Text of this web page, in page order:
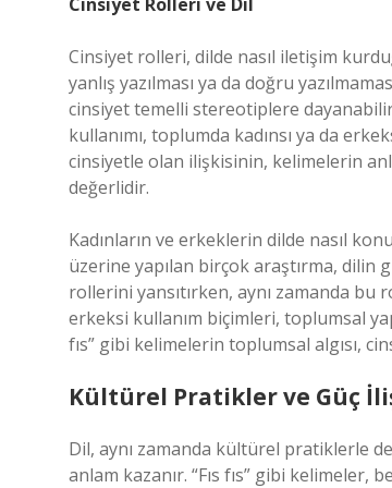
Cinsiyet rolleri, dilde nasıl iletişim
yanlış yazılması ya da doğru
cinsiyet temelli stereotiplere
kullanımı, toplumda kadınsı ya da
cinsiyetle olan ilişkisinin, kelimelerin
değerlidir.
Kadınların ve erkeklerin dilde nasıl
üzerine yapılan birçok araştırma,
rollerini yansıtırken, aynı zamanda bu
erkeksi kullanım biçimleri, toplumsal
fıs” gibi kelimelerin toplumsal algısı,
Kültürel Pratikler ve Güç
Dil, aynı zamanda kültürel pratiklerle
anlam kazanır. “Fıs fıs” gibi